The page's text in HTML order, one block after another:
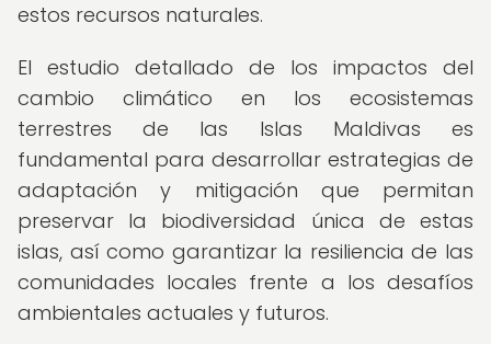
estos recursos naturales.
El estudio detallado de los impactos del
cambio climático en los ecosistemas
terrestres de las Islas Maldivas es
fundamental para desarrollar estrategias de
adaptación y mitigación que permitan
preservar la biodiversidad única de estas
islas, así como garantizar la resiliencia de las
comunidades locales frente a los desafíos
ambientales actuales y futuros.